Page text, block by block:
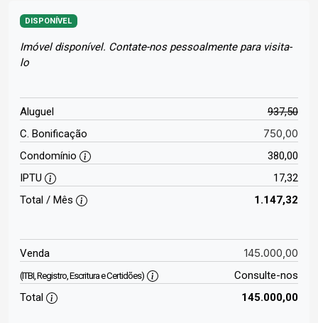
DISPONÍVEL
Imóvel disponível. Contate-nos pessoalmente para visita-
lo
Aluguel
937,50
C. Bonificação
750,00
Condomínio
380,00
IPTU
17,32
Total / Mês
1.147,32
Venda 145.000,00
(ITBI, Registro, Escritura e Certidões)
Consulte-nos
Total
145.000,00